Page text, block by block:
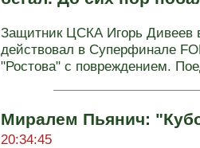
Защитник ЦСКА Игорь Дивеев
действовал в Суперфинале
"Ростова" с повреждением.
Миралем Пьянич:
20:34:45